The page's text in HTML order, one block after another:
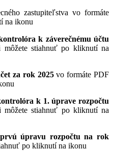
zastupiteľstva vo formáte
na ikonu
k záverečnému účtu
stiahnuť po kliknutí na
za rok 2025vo formáte PDF
k 1. úprave rozpočtu
môžete stiahnuť po kliknutí na
prvú úpravu rozpočtu na rok
po kliknutí na ikonu